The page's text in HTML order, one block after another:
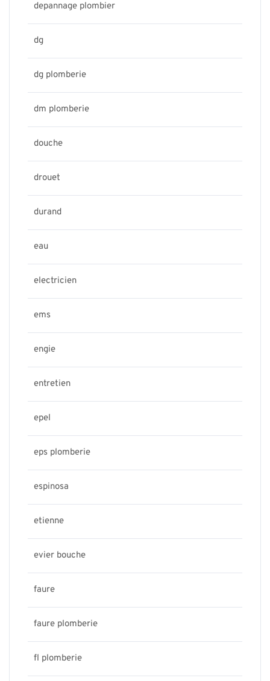
depannage plombier
dg
dg plomberie
dm plomberie
douche
drouet
durand
eau
electricien
ems
engie
entretien
epel
eps plomberie
espinosa
etienne
evier bouche
faure
faure plomberie
fl plomberie